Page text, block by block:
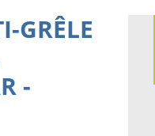
GRÊLE
-